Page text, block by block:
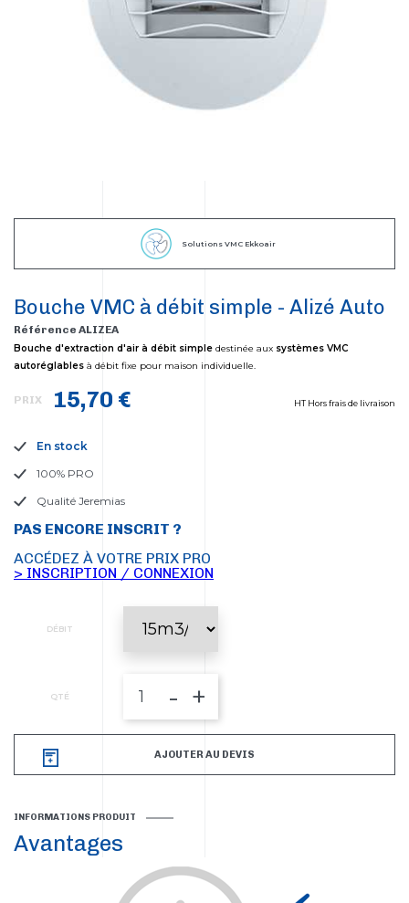
Solutions VMC Ekkoair
Bouche VMC à débit simple - Alizé Auto
Référence ALIZEA
Bouche d'extraction d'air à débit simple destinée aux systèmes VMC
autoréglables à débit fixe pour maison individuelle.
PRIX 15,70 € HT Hors frais de livraison
En stock
100% PRO
Qualité Jeremias
PAS ENCORE INSCRIT ?
ACCÉDEZ À VOTRE PRIX PRO
> INSCRIPTION / CONNEXION
DÉBIT
QTÉ - +
AJOUTER AU DEVIS
INFORMATIONS PRODUIT
Avantages